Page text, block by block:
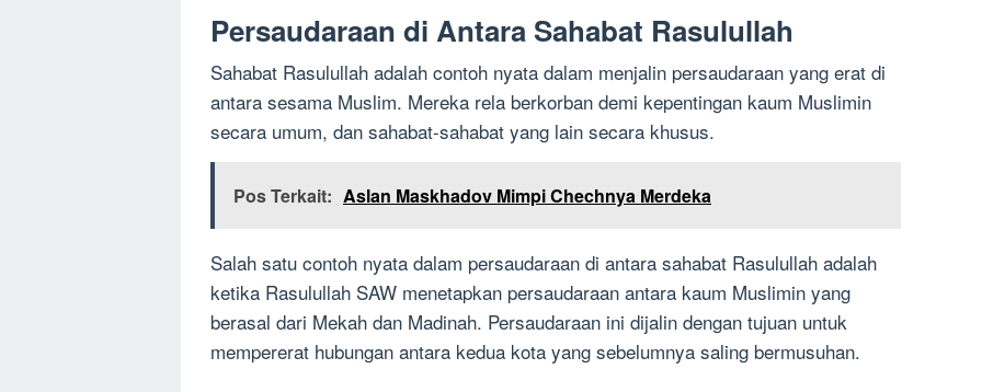
Persaudaraan di Antara Sahabat Rasulullah
Sahabat Rasulullah adalah contoh nyata dalam menjalin persaudaraan yang erat di
antara sesama Muslim. Mereka rela berkorban demi kepentingan kaum Muslimin
secara umum, dan sahabat-sahabat yang lain secara khusus.
Pos Terkait: Aslan Maskhadov Mimpi Chechnya Merdeka
Salah satu contoh nyata dalam persaudaraan di antara sahabat Rasulullah adalah
ketika Rasulullah SAW menetapkan persaudaraan antara kaum Muslimin yang
berasal dari Mekah dan Madinah. Persaudaraan ini dijalin dengan tujuan untuk
mempererat hubungan antara kedua kota yang sebelumnya saling bermusuhan.